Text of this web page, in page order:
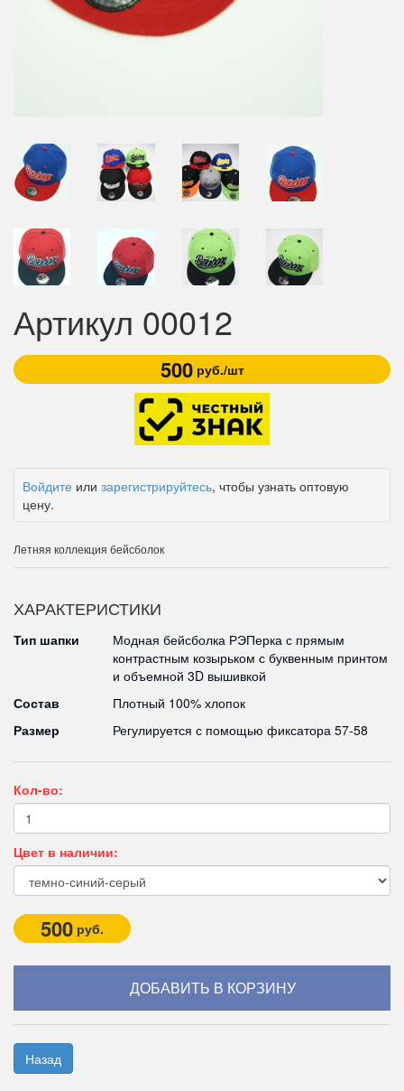
Артикул 00012
500руб./шт
Войдите или зарегистрируйтесь, чтобы узнать оптовую
цену.
Летняя коллекция бейсболок
ХАРАКТЕРИСТИКИ
Тип шапки
Модная бейсболка РЭПерка с прямым
контрастным козырьком с буквенным принтом
и объемной 3D вышивкой
Состав
Плотный 100% хлопок
Размер
Регулируется с помощью фиксатора 57-58
Кол-во:
Цвет в наличии:
500 руб.
Назад